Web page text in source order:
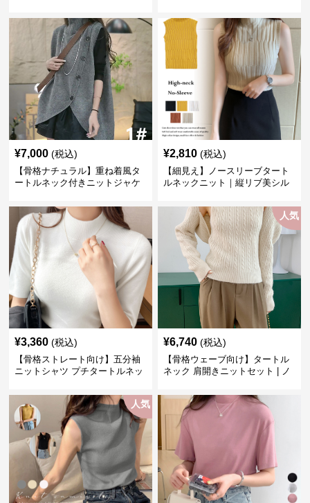
¥7,000 (税込)
【骨格ナチュラル】重ね着風タ
ートルネック付きニットジャケ
¥2,810 (税込)
【細見え】ノースリーブタート
ルネックニット｜縦リブ美シル
¥3,360 (税込)
【骨格ストレート向け】五分袖
ニットシャツ プチタートルネッ
人気
¥6,740 (税込)
【骨格ウェーブ向け】タートル
ネック 肩開きニットセット | ノ
人気